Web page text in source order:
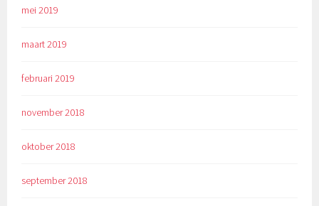
mei 2019
maart 2019
februari 2019
november 2018
oktober 2018
september 2018